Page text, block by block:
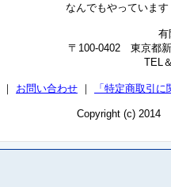
なんでもやっていま
有
〒100-0402 東京都
TEL
｜ お問い合わせ ｜ 「特定商取引
Copyright (c) 2014